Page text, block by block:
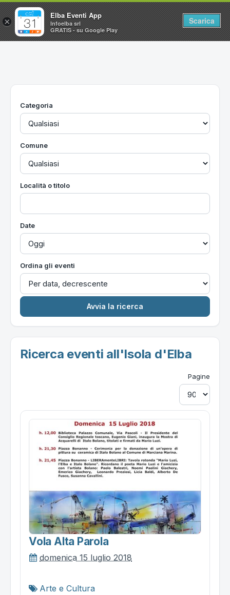
Home
Utilità
Categoria
Comune
Località o titolo
Date
Ordina gli eventi
Ricerca eventi all'Isola d'Elba
Pagine
Vola Alta Parola
domenica 15 luglio 2018
Arte e Cultura
×
Elba Eventi App
Infoelba srl
GRATIS - su Google Play
Scarica